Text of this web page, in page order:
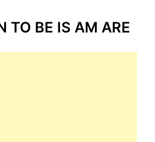
TO BE IS AM ARE